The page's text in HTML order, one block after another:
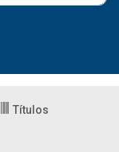
Títulos